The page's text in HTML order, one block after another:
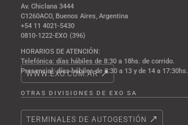
Av. Chiclana 3444
C1260ACO, Buenos Aires, Argentina
+54 11 4021-5430
0810-1222-EXO (396)
HORARIOS DE ATENCIÓN:
Telefónica: días hábiles de 8:30 a 18hs. de corrido.
Presencial: días hábiles de 8:30 a 13 y de 14 a 17:30hs.
WWW.EXO.COM.AR
OTRAS DIVISIONES DE EXO SA
TERMINALES DE AUTOGESTIÓN